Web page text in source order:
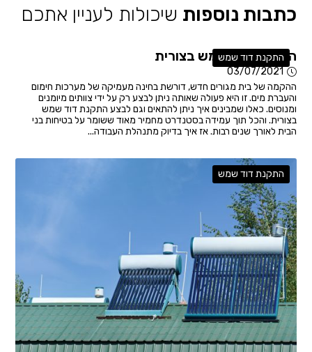
כתבות נוספות שיכולות לעניין אתכם
התקנת דוד שמש
התקנת דוד שמש בצורית
03/07/2021
ההקמה של בית מגורים חדש, דורשת בחינה מעמיקה של מערכות חימום
והעברת מים. זו היא פעולה שאותה ניתן לבצע רק על ידי צוותים מיומנים
ומנוסים. כאלו שמבינים איך ניתן להתאים וגם לבצע התקנת דוד שמש
בצורית. והכל תוך עמידה בסטנדרט מחמיר מאוד ששומר על בטיחות בני
הבית לאורך שנים רבות. אז איך בדיוק מתנהלת העבודה...
התקנת דוד שמש